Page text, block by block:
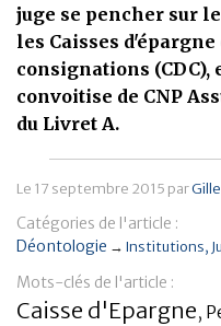
Immobilier
Banque
juge se pencher sur
les Caisses
consignations (CDC),
convoitise de CNP
du Livret A.
Le 17 septembre 2015 par
Catégories de l'article :
Déontologie → Institutions
Mots-clés de l'article :
Caisse d'Epargne,